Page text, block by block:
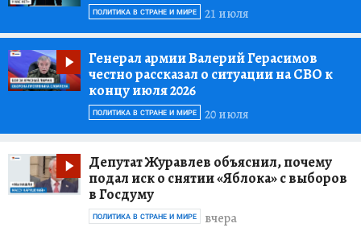
21 июля
ПОЛИТИКА В СТРАНЕ И МИРЕ
Генерал армии Валерий Герасимов
честно рассказал о ситуации на СВО к
концу июля 2026
20 июля
ПОЛИТИКА В СТРАНЕ И МИРЕ
Депутат Журавлев объяснил, почему
подал иск о снятии «Яблока» с выборов
в Госдуму
вчера
ПОЛИТИКА В СТРАНЕ И МИРЕ